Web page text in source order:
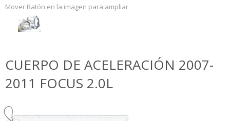
Mover Ratón en la imagen para ampliar
CUERPO DE ACELERACIÓN 2007-
2011 FOCUS 2.0L